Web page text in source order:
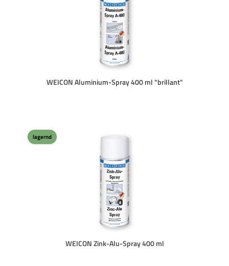
WEICON Aluminium-Spray 400 ml "brillant"
lagernd
WEICON Zink-Alu-Spray 400 ml